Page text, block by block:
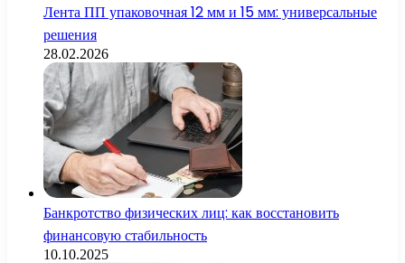
Лента ПП упаковочная 12 мм и 15 мм: универсальные
решения
28.02.2026
Банкротство физических лиц: как восстановить
финансовую стабильность
10.10.2025